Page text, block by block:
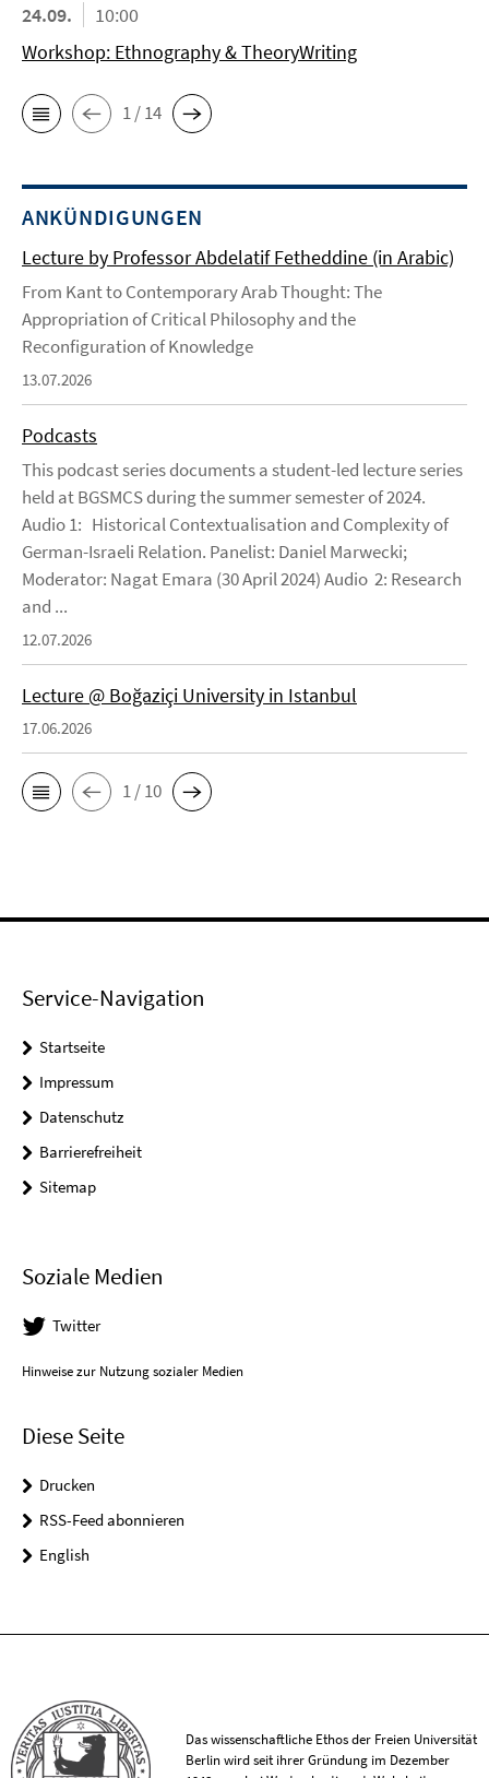
24.09.
10:00
Workshop: Ethnography & TheoryWriting
1 / 14
ANKÜNDIGUNGEN
Lecture by Professor Abdelatif Fetheddine (in Arabic)
From Kant to Contemporary Arab Thought: The
Appropriation of Critical Philosophy and the
Reconfiguration of Knowledge
13.07.2026
Podcasts
This podcast series documents a student-led lecture series
held at BGSMCS during the summer semester of 2024.
Audio 1: Historical Contextualisation and Complexity of
German-Israeli Relation. Panelist: Daniel Marwecki;
Moderator: Nagat Emara (30 April 2024) Audio 2: Research
and ...
12.07.2026
Lecture @ Boğaziçi University in Istanbul
17.06.2026
1 / 10
Service-Navigation
Startseite
Impressum
Datenschutz
Barrierefreiheit
Sitemap
Soziale Medien
Twitter
Hinweise zur Nutzung sozialer Medien
Diese Seite
Drucken
RSS-Feed abonnieren
English
Das wissenschaftliche Ethos der Freien Universität
Berlin wird seit ihrer Gründung im Dezember